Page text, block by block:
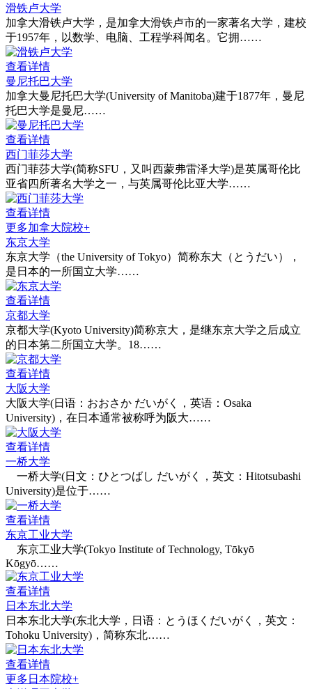
滑铁卢大学
加拿大滑铁卢大学，是加拿大滑铁卢市的一家著名大学，建校
于1957年，以数学、电脑、工程学科闻名。它拥……
查看详情
曼尼托巴大学
加拿大曼尼托巴大学(University of Manitoba)建于1877年，曼尼
托巴大学是曼尼……
查看详情
西门菲莎大学
西门菲莎大学(简称SFU，又叫西蒙弗雷泽大学)是英属哥伦比
亚省四所著名大学之一，与英属哥伦比亚大学……
查看详情
更多加拿大院校+
东京大学
东京大学（the University of Tokyo）简称东大（とうだい），
是日本的一所国立大学……
查看详情
京都大学
京都大学(Kyoto University)简称京大，是继东京大学之后成立
的日本第二所国立大学。18……
查看详情
大阪大学
大阪大学(日语：おおさか だいがく，英语：Osaka
University)，在日本通常被称呼为阪大……
查看详情
一桥大学
一桥大学(日文：ひとつばし だいがく，英文：Hitotsubashi
University)是位于……
查看详情
东京工业大学
东京工业大学(Tokyo Institute of Technology, Tōkyō
Kōgyō……
查看详情
日本东北大学
日本东北大学(东北大学，日语：とうほくだいがく，英文：
Tohoku University)，简称东北……
查看详情
更多日本院校+